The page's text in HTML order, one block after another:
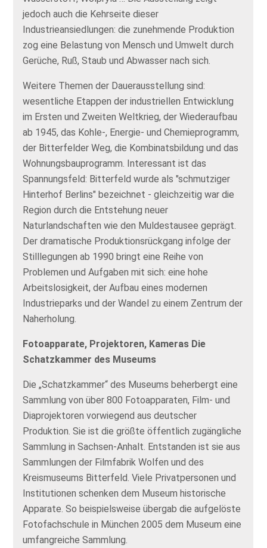
jedoch auch die Kehrseite dieser
Industrieansiedlungen: die zunehmende Produktion
zog eine Belastung von Mensch und Umwelt durch
Gerüche, Ruß, Staub und Abwasser nach sich.
Weitere Themen der Dauerausstellung sind:
wesentliche Etappen der industriellen Entwicklung
im Ersten und Zweiten Weltkrieg, der Wiederaufbau
ab 1945, das Kohle-, Energie- und Chemieprogramm,
der Bitterfelder Weg, die Kombinatsbildung und das
Wohnungsbauprogramm. Interessant ist das
Spannungsfeld: Bitterfeld wurde als "schmutziger
Hinterhof Berlins" bezeichnet - gleichzeitig war die
Region durch die Entstehung neuer
Naturlandschaften wie den Muldestausee geprägt.
Der dramatische Produktionsrückgang infolge der
Stilllegungen ab 1990 bringt eine Reihe von
Problemen und Aufgaben mit sich: eine hohe
Arbeitslosigkeit, der Aufbau eines modernen
Industrieparks und der Wandel zu einem Zentrum der
Naherholung.
Fotoapparate, Projektoren, Kameras Die
Schatzkammer des Museums
Die „Schatzkammer“ des Museums beherbergt eine
Sammlung von über 800 Fotoapparaten, Film- und
Diaprojektoren vorwiegend aus deutscher
Produktion. Sie ist die größte öffentlich zugängliche
Sammlung in Sachsen-Anhalt. Entstanden ist sie aus
Sammlungen der Filmfabrik Wolfen und des
Kreismuseums Bitterfeld. Viele Privatpersonen und
Institutionen schenken dem Museum historische
Apparate. So beispielsweise übergab die aufgelöste
Fotofachschule in München 2005 dem Museum eine
umfangreiche Sammlung.